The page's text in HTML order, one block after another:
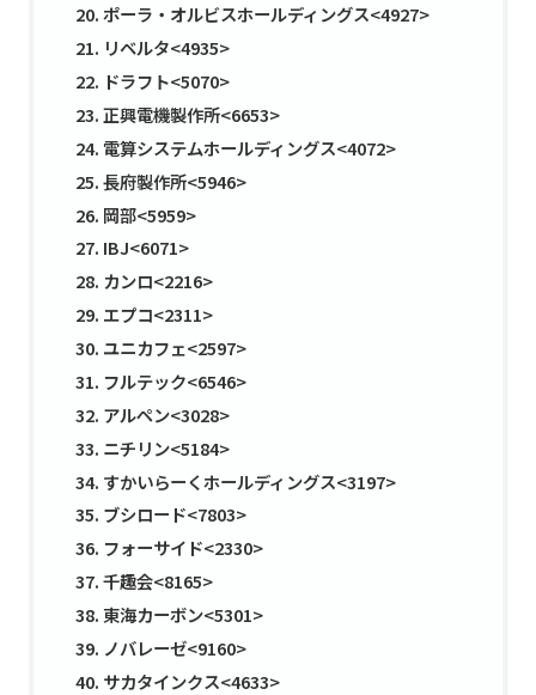
ポーラ・オルビスホールディングス<4927>
リベルタ<4935>
ドラフト<5070>
正興電機製作所<6653>
電算システムホールディングス<4072>
長府製作所<5946>
岡部<5959>
IBJ<6071>
カンロ<2216>
エプコ<2311>
ユニカフェ<2597>
フルテック<6546>
アルペン<3028>
ニチリン<5184>
すかいらーくホールディングス<3197>
ブシロード<7803>
フォーサイド<2330>
千趣会<8165>
東海カーボン<5301>
ノバレーゼ<9160>
サカタインクス<4633>